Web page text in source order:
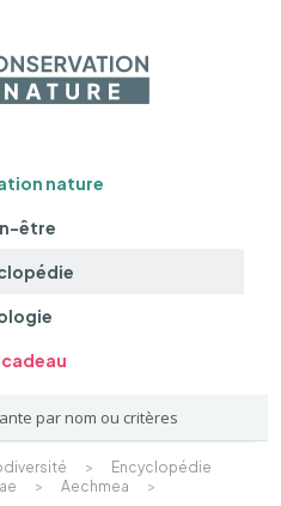
nature
être
par nom ou critères
>
Encyclopédie
> Aechmea
>